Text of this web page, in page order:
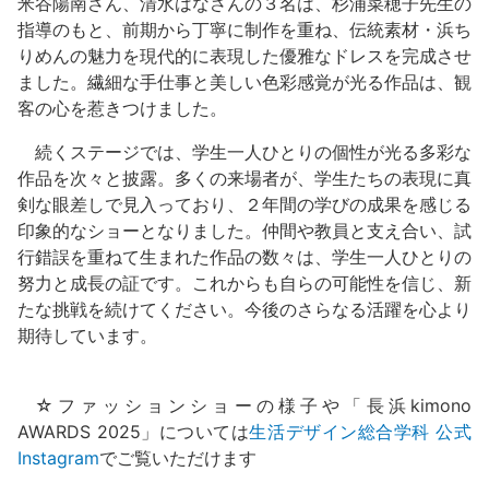
指導のもと、前期から丁寧に制作を重ね、伝統素材・浜ち
りめんの魅力を現代的に表現した優雅なドレスを完成させ
ました。繊細な手仕事と美しい色彩感覚が光る作品は、観
客の心を惹きつけました。
続くステージでは、学生一人ひとりの個性が光る多彩な
作品を次々と披露。多くの来場者が、学生たちの表現に真
剣な眼差しで見入っており、２年間の学びの成果を感じる
印象的なショーとなりました。仲間や教員と支え合い、試
行錯誤を重ねて生まれた作品の数々は、学生一人ひとりの
努力と成長の証です。これからも自らの可能性を信じ、新
たな挑戦を続けてください。今後のさらなる活躍を心より
期待しています。
☆ファッションショーの様子や「長浜kimono
AWARDS 2025」については生活デザイン総合学科 公式
Instagramでご覧いただけます